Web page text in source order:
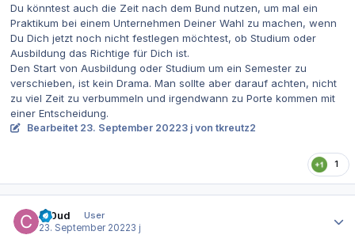
Du könntest auch die Zeit nach dem Bund nutzen, um mal ein
Praktikum bei einem Unternehmen Deiner Wahl zu machen, wenn
Du Dich jetzt noch nicht festlegen möchtest, ob Studium oder
Ausbildung das Richtige für Dich ist.
Den Start von Ausbildung oder Studium um ein Semester zu
verschieben, ist kein Drama. Man sollte aber darauf achten, nicht
zu viel Zeit zu verbummeln und irgendwann zu Porte kommen mit
einer Entscheidung.
Bearbeitet 23. September 20223 j von tkreutz2
1
Cl0ud
User
23. September 20223 j